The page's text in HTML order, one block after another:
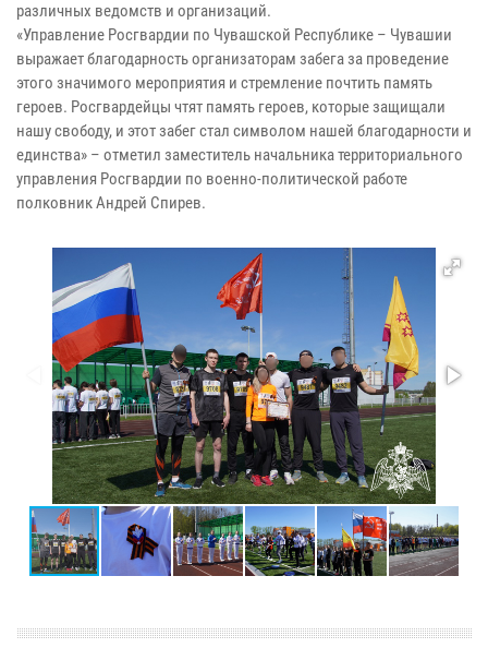
различных ведомств и организаций.
«Управление Росгвардии по Чувашской Республике – Чувашии
выражает благодарность организаторам забега за проведение
этого значимого мероприятия и стремление почтить память
героев. Росгвардейцы чтят память героев, которые защищали
нашу свободу, и этот забег стал символом нашей благодарности и
единства» – отметил заместитель начальника территориального
управления Росгвардии по военно-политической работе
полковник Андрей Спирев.